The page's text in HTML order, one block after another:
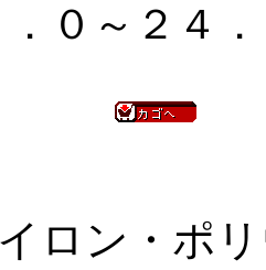
．０～２４
ロン・ポ